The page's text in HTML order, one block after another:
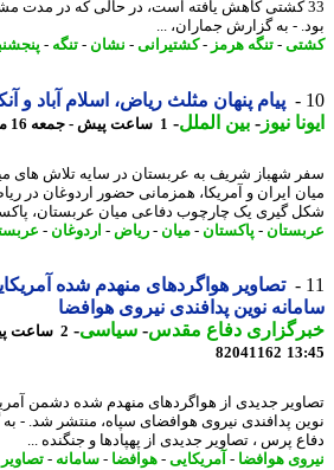
- به گزارش جماران، ...
-تنگه هرمز- کشتیرانی- نشان-تنگه -پنجشنبه-
پیام پنهان مثلث ریاض، اسلام آباد و
نیوز-بین الملل-1 ساعت پیش - جمعه 16 مرداد 1405، 13:51
شهباز شریف به عربستان در سایه تلاش های
ایران و آمریکا، همزمانی حضور اردوغان در
گیری یک چارچوب دفاعی میان عربستان، پاکستان و
-پاکستان-میان-ریاض -اردوغان-عربستان
تصاویر هواگردهای منهدم شده
نوین پدافندی نیروی هوافضا
دفاع مقدس-سیاسی-
82041162
جدیدی از هواگردهای منهدم شده دشمن
پدافندی نیروی هوافضای سپاه، منتشر شد. - به
پرس ، تصاویر جدیدی از پهپادها و جنگنده ...
هوافضا -آمریکایی-هوافضا -سامانه-تصاویر-